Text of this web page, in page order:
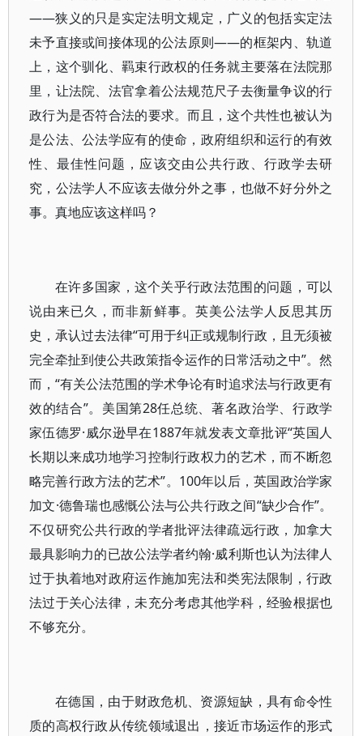
——狭义的只是实定法明文规定，广义的包括实定法
未予直接或间接体现的公法原则——的框架内、轨道
上，这个驯化、羁束行政权的任务就主要落在法院那
里，让法院、法官拿着公法规范尺子去衡量争议的行
政行为是否符合法的要求。而且，这个共性也被认为
是公法、公法学应有的使命，政府组织和运行的有效
性、最佳性问题，应该交由公共行政、行政学去研
究，公法学人不应该去做分外之事，也做不好分外之
事。真地应该这样吗？
在许多国家，这个关乎行政法范围的问题，可以
说由来已久，而非新鲜事。英美公法学人反思其历
史，承认过去法律“可用于纠正或规制行政，且无须被
完全牵扯到使公共政策指令运作的日常活动之中”。然
而，“有关公法范围的学术争论有时追求法与行政更有
效的结合”。美国第28任总统、著名政治学、行政学
家伍德罗·威尔逊早在1887年就发表文章批评“英国人
长期以来成功地学习控制行政权力的艺术，而不断忽
略完善行政方法的艺术”。100年以后，英国政治学家
加文·德鲁瑞也感慨公法与公共行政之间“缺少合作”。
不仅研究公共行政的学者批评法律疏远行政，加拿大
最具影响力的已故公法学者约翰·威利斯也认为法律人
过于执着地对政府运作施加宪法和类宪法限制，行政
法过于关心法律，未充分考虑其他学科，经验根据也
不够充分。
在德国，由于财政危机、资源短缺，具有命令性
质的高权行政从传统领域退出，接近市场运作的形式